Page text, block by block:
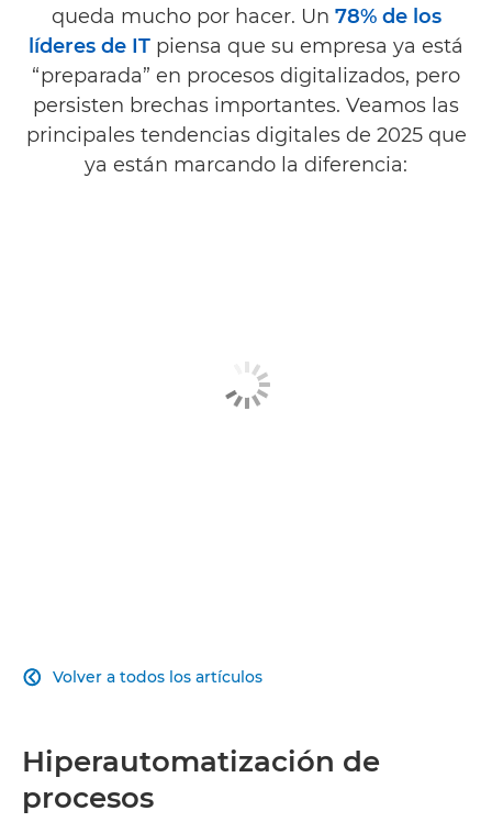
queda mucho por hacer. Un 78% de los
líderes de IT piensa que su empresa ya está
“preparada” en procesos digitalizados, pero
persisten brechas importantes. Veamos las
principales tendencias digitales de 2025 que
ya están marcando la diferencia:
Volver a todos los artículos

Hiperautomatización de
procesos